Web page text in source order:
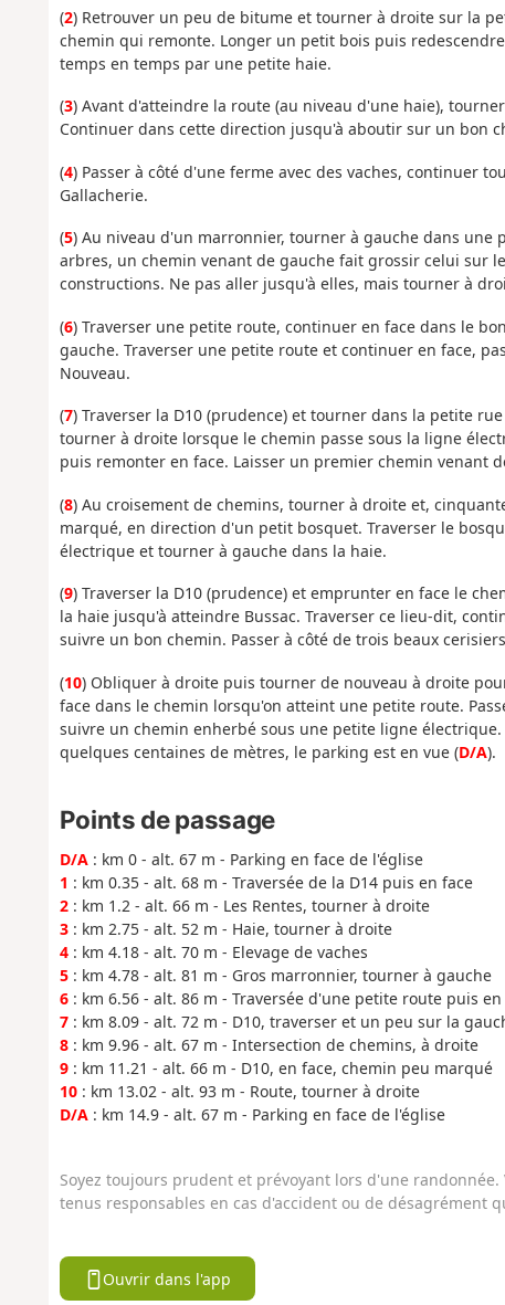
(2) Retrouver un peu de bitume et tourner à droite sur la
chemin qui remonte. Longer un petit bois puis
temps en temps par une petite haie.
(3) Avant d'atteindre la route (au niveau d'une haie),
Continuer dans cette direction jusqu'à aboutir sur un bon
(4) Passer à côté d'une ferme avec des vaches, continuer
Gallacherie.
(5) Au niveau d'un marronnier, tourner à gauche dans
arbres, un chemin venant de gauche fait grossir celui sur
constructions. Ne pas aller jusqu'à elles, mais tourner à
(6) Traverser une petite route, continuer en face dans le
gauche. Traverser une petite route et continuer en face,
Nouveau.
(7) Traverser la D10 (prudence) et tourner dans la petite
tourner à droite lorsque le chemin passe sous la ligne
puis remonter en face. Laisser un premier chemin venant
(8) Au croisement de chemins, tourner à droite et,
marqué, en direction d'un petit bosquet. Traverser le
électrique et tourner à gauche dans la haie.
(9) Traverser la D10 (prudence) et emprunter en face le
la haie jusqu'à atteindre Bussac. Traverser ce lieu-dit,
suivre un bon chemin. Passer à côté de trois beaux
(10) Obliquer à droite puis tourner de nouveau à droite
face dans le chemin lorsqu'on atteint une petite route.
suivre un chemin enherbé sous une petite ligne
quelques centaines de mètres, le parking est en vue (D/A).
Points de passage
D/A: km 0 - alt. 67 m - Parking en face de l'église
1 : km 0.35 - alt. 68 m - Traversée de la D14 puis en face
2: km 1.2 - alt. 66 m - Les Rentes, tourner à droite
3: km 2.75 - alt. 52 m - Haie, tourner à droite
4: km 4.18 - alt. 70 m - Elevage de vaches
5: km 4.78 - alt. 81 m - Gros marronnier, tourner à gauche
6: km 6.56 - alt. 86 m - Traversée d'une petite route puis en
7: km 8.09 - alt. 72 m - D10, traverser et un peu sur la
8: km 9.96 - alt. 67 m - Intersection de chemins, à droite
9: km 11.21 - alt. 66 m - D10, en face, chemin peu marqué
10: km 13.02 - alt. 93 m - Route, tourner à droite
D/A: km 14.9 - alt. 67 m - Parking en face de l'église
Soyez toujours prudent et prévoyant lors d'une
tenus responsables en cas d'accident ou de désagrément
Ouvrir dans l'app